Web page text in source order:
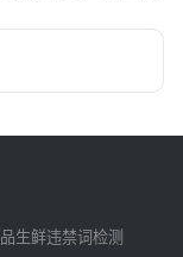
生鲜违禁词检测